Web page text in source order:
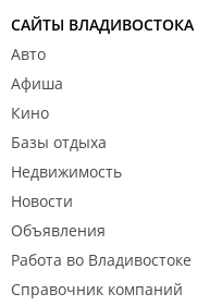
САЙТЫ ВЛАДИВОСТОКА
Авто
Афиша
Кино
Базы отдыха
Недвижимость
Новости
Объявления
Работа во Владивостоке
Справочник компаний